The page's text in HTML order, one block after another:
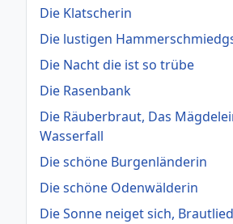
Die Klatscherin
Die lustigen
Die Nacht die ist so trübe
Die Rasenbank
Die Räuberbraut, Das
Wasserfall
Die schöne Burgenländerin
Die schöne Odenwälderin
Die Sonne neiget sich, Brautlied